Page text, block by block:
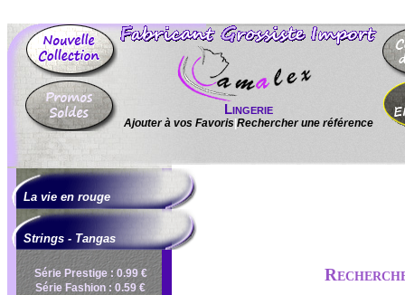
Lingerie
Ajouter à vos Favoris Rechercher une référence
La vie en rouge
Strings - Tangas
Série Prestige : 0.99 €
Série Fashion : 0.59 €